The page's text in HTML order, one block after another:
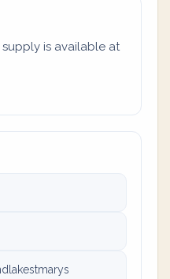
is available at